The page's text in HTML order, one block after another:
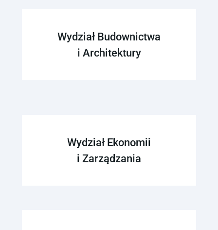
Wydział Budownictwa
i Architektury
Wydział Ekonomii
i Zarządzania